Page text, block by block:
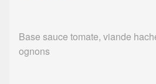
Base sauce tomate, viande
ognons